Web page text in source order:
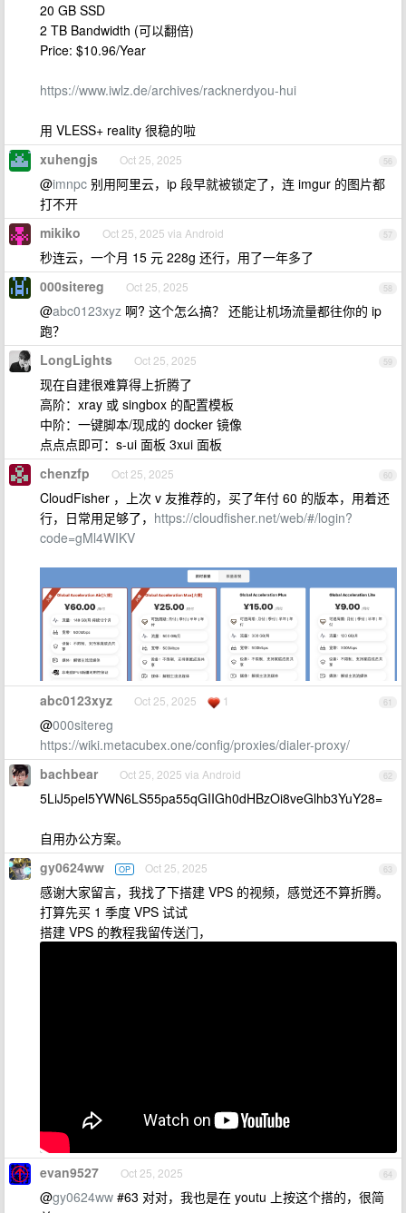
20 GB SSD
2 TB Bandwidth (可以翻倍)
Price: $10.96/Year
https://www.iwlz.de/archives/racknerdyou-hui
用 VLESS+ reality 很稳的啦
56
xuhengjs Oct 25, 2025
@imnpc 别用阿里云，ip 段早就被锁定了，连 imgur 的图片都
打不开
57
mikiko Oct 25, 2025 via Android
秒连云，一个月 15 元 228g 还行，用了一年多了
58
000sitereg Oct 25, 2025
@abc0123xyz 啊? 这个怎么搞？ 还能让机场流量都往你的 ip
跑？
59
LongLights Oct 25, 2025
现在自建很难算得上折腾了
高阶：xray 或 singbox 的配置模板
中阶：一键脚本/现成的 docker 镜像
点点点即可：s-ui 面板 3xui 面板
60
chenzfp Oct 25, 2025
CloudFisher ，上次 v 友推荐的，买了年付 60 的版本，用着还
行，日常用足够了， https://cloudfisher.net/web/#/login?
code=gMl4WIKV
61
abc0123xyz Oct 25, 2025 1
@000sitereg
https://wiki.metacubex.one/config/proxies/dialer-proxy/
62
bachbear Oct 25, 2025 via Android
5LiJ5pel5YWN6LS55pa55qGIIGh0dHBzOi8veGlhb3YuY28=
自用办公方案。
63
gy0624ww OP Oct 25, 2025
感谢大家留言，我找了下搭建 VPS 的视频，感觉还不算折腾。
打算先买 1 季度 VPS 试试
搭建 VPS 的教程我留传送门，
64
evan9527 Oct 25, 2025
@gy0624ww #63 对对，我也是在 youtu 上按这个搭的，很简